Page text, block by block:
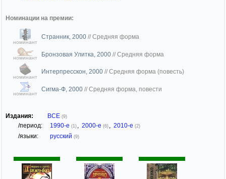
Номинации на премии:
номинант
Странник, 2000 //Средняя форма
номинант Бронзовая Улитка, 2000 //Средняя форма
номинант
Интерпресскон, 2000 //Средняя форма (повесть)
номинант
Сигма-Ф, 2000 //Средняя форма, повести
Издания: ВСЕ (9)
/период: 1990-е (1) 2000-е (6) 2010-е (2)
/языки: русский (9)